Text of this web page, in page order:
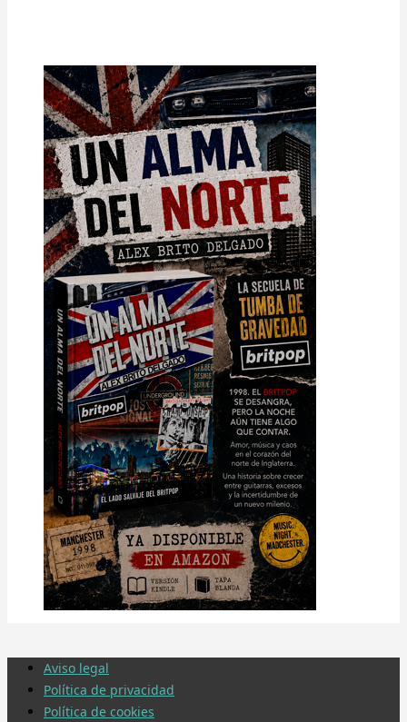
Aviso legal
Política de privacidad
Política de cookies